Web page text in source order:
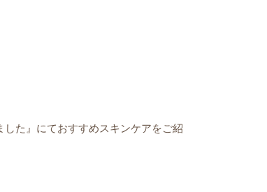
た』にておすすめスキンケアをご紹